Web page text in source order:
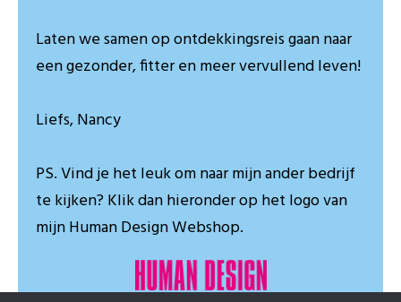
Laten we samen op ontdekkingsreis gaan naar
een gezonder, fitter en meer vervullend leven!
Liefs, Nancy
PS. Vind je het leuk om naar mijn ander bedrijf
te kijken? Klik dan hieronder op het logo van
mijn Human Design Webshop.